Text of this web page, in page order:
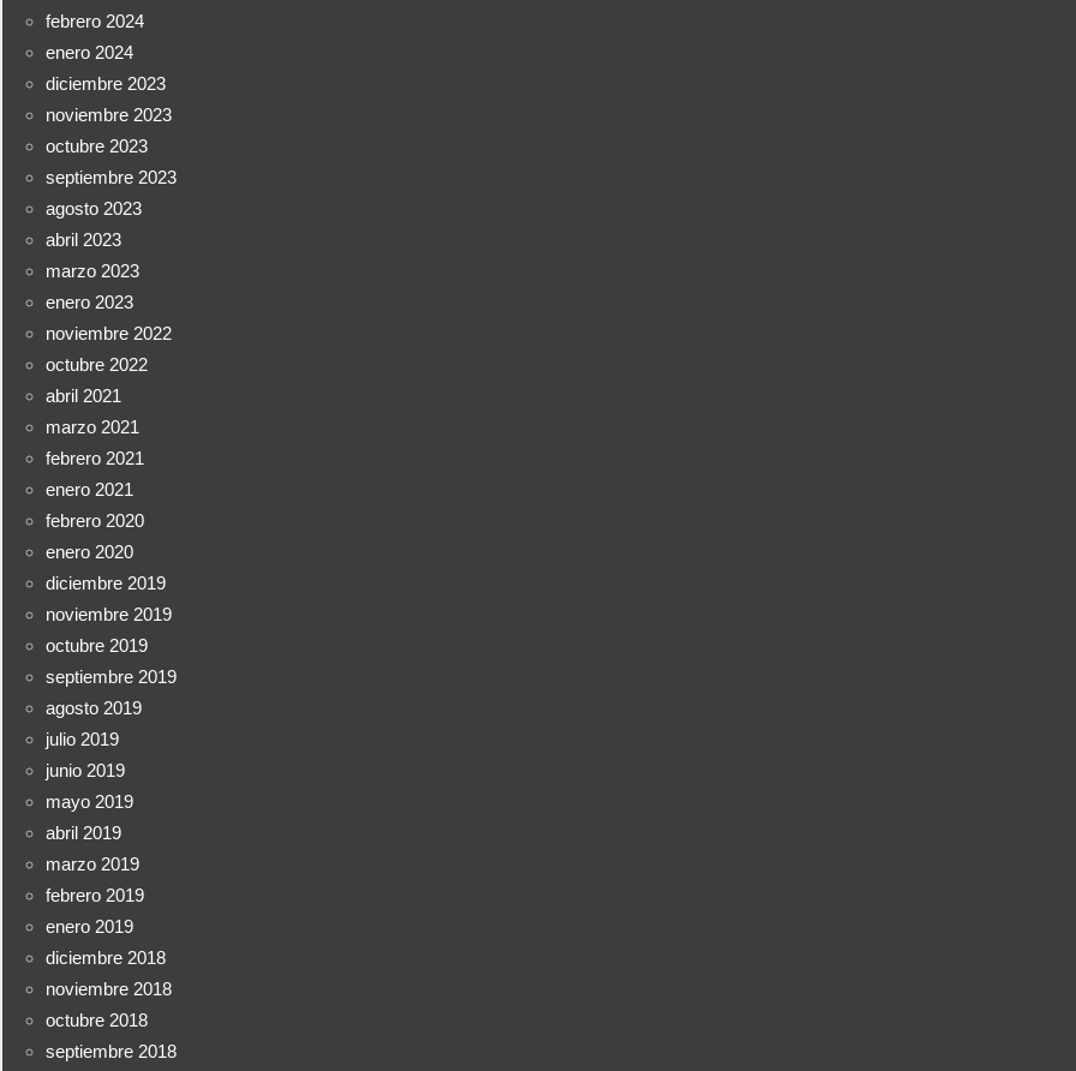
febrero 2024
enero 2024
diciembre 2023
noviembre 2023
octubre 2023
septiembre 2023
agosto 2023
abril 2023
marzo 2023
enero 2023
noviembre 2022
octubre 2022
abril 2021
marzo 2021
febrero 2021
enero 2021
febrero 2020
enero 2020
diciembre 2019
noviembre 2019
octubre 2019
septiembre 2019
agosto 2019
julio 2019
junio 2019
mayo 2019
abril 2019
marzo 2019
febrero 2019
enero 2019
diciembre 2018
noviembre 2018
octubre 2018
septiembre 2018